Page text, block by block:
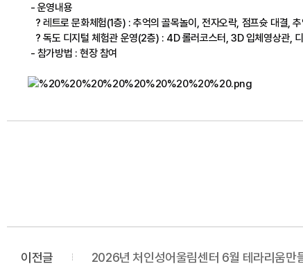
- 운영내용
? 레트로 문화체험(1층) : 추억의 골목놀이, 전자오락, 점프슛 대결,
? 독도 디지털 체험관 운영(2층) : 4D 롤러코스터, 3D 입체영상관,
- 참가방법 : 현장 참여
이전글 2026년 처인성어울림센